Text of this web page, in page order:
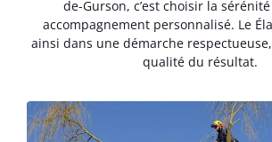
de-Gurson, c’est choisir la
accompagnement personnalisé. Le
ainsi dans une démarche
qualité du résultat.